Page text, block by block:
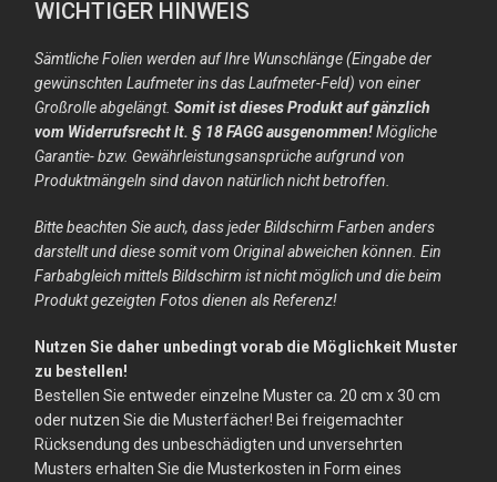
WICHTIGER HINWEIS
Sämtliche Folien werden auf Ihre Wunschlänge (Eingabe der
gewünschten Laufmeter ins das Laufmeter-Feld) von einer
Großrolle abgelängt.Somit ist dieses Produkt auf gänzlich
vom Widerrufsrecht lt. § 18 FAGG ausgenommen!Mögliche
Garantie- bzw. Gewährleistungsansprüche aufgrund von
Produktmängeln sind davon natürlich nicht betroffen.
Bitte beachten Sie auch, dass jeder Bildschirm Farben anders
darstellt und diese somit vom Original abweichen können. Ein
Farbabgleich mittels Bildschirm ist nicht möglich und die beim
Produkt gezeigten Fotos dienen als Referenz!
Nutzen Sie daher unbedingt vorab die Möglichkeit Muster
zu bestellen!
Bestellen Sie entweder einzelne Muster ca. 20 cm x 30 cm
oder nutzen Sie die Musterfächer! Bei freigemachter
Rücksendung des unbeschädigten und unversehrten
Musters erhalten Sie die Musterkosten in Form eines